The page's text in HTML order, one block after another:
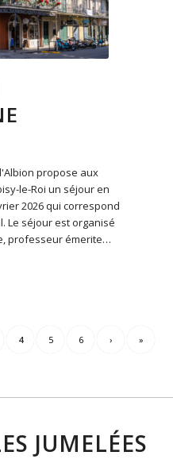
propose aux
le-Roi un séjour en
2026 qui correspond
Le séjour est organisé
professeur émerite…
4 5 6 › »
JUMELÉES